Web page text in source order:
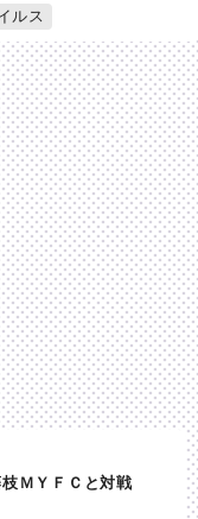
ＭＹＦＣと対戦
ルス